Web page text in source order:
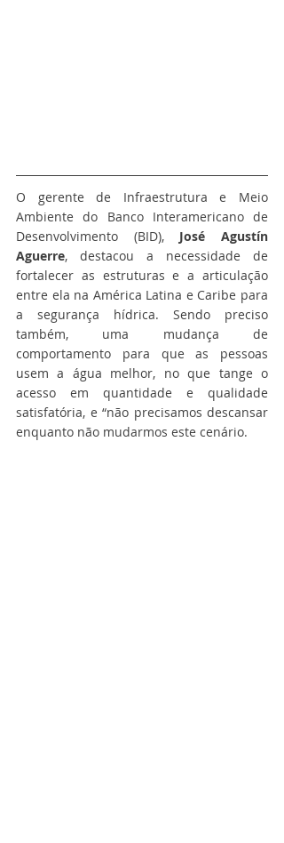
O gerente de Infraestrutura e Meio
Ambiente do Banco Interamericano de
Desenvolvimento (BID), José Agustín
Aguerre, destacou a necessidade de
fortalecer as estruturas e a articulação
entre ela na América Latina e Caribe para
a segurança hídrica. Sendo preciso
também, uma mudança de
comportamento para que as pessoas
usem a água melhor, no que tange o
acesso em quantidade e qualidade
satisfatória, e “não precisamos descansar
enquanto não mudarmos este cenário.